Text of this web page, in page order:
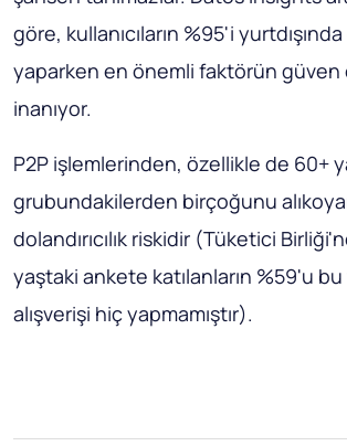
göre, kullanıcıların %95'i
yaparken en önemli faktörün güven
inanıyor.
P2P işlemlerinden, özellikle de 60+
grubundakilerden birçoğunu
dolandırıcılık riskidir (Tüketici
yaştaki ankete katılanların %59'u
alışverişi hiç yapmamıştır).